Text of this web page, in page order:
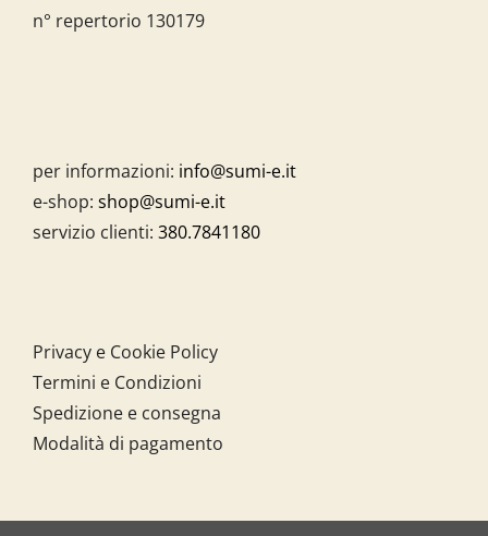
n° repertorio 130179
per informazioni: info@sumi-e.it
e-shop: shop@sumi-e.it
servizio clienti: 380.7841180
Privacy e Cookie Policy
Termini e Condizioni
Spedizione e consegna
Modalità di pagamento